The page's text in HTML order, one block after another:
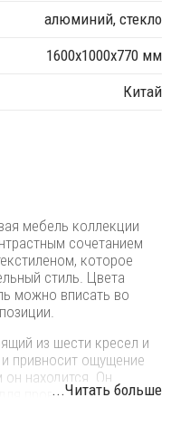
алюминий, стекло
1600х1000х770 мм
Китай
мебель коллекции
сочетанием
которое
стиль. Цвета
можно вписать во
из шести кресел и
привносит ощущение
находится. Он
проведения обеда в
...Читать больше